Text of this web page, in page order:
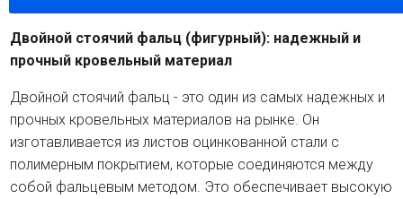
Двойной стоячий фальц (фигурный): надежный и
прочный кровельный материал
Двойной стоячий фальц - это один из самых надежных и
прочных кровельных материалов на рынке. Он
изготавливается из листов оцинкованной стали с
полимерным покрытием, которые соединяются между
собой фальцевым методом. Это обеспечивает высокую